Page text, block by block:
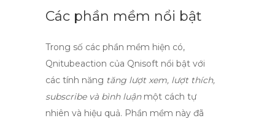
Các phần mềm nổi bật
Trong số các phần mềm hiện có,
Qnitubeaction của Qnisoft nổi bật với
các tính năng tăng lượt xem, lượt thích,
subscribe và bình luậnmột cách tự
nhiên và hiệu quả. Phần mềm này đã